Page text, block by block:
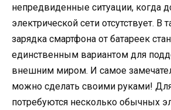
непредвиденные ситуации, когда
электрической сети отсутствует. В
зарядка смартфона от батареек
единственным вариантом для
внешним миром. И самое
можно сделать своими руками!
потребуются несколько обычных